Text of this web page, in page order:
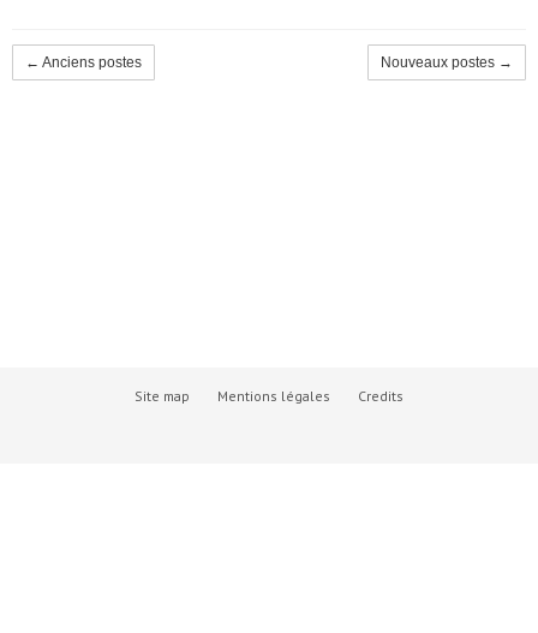
← Anciens postes Nouveaux postes →
Site map Mentions légales Credits